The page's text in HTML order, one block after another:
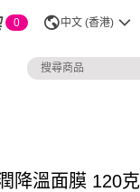
0 中文 (香港)
降溫面膜 120克